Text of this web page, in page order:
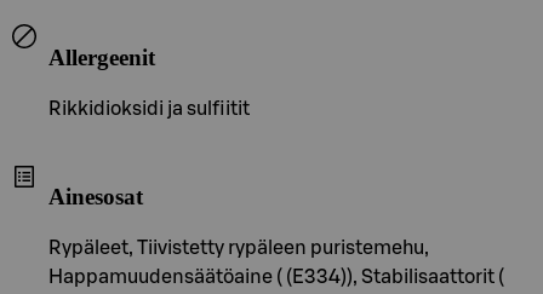
Allergeenit
Rikkidioksidi ja sulfiitit
Ainesosat
Rypäleet, Tiivistetty rypäleen puristemehu,
Happamuudensäätöaine ( (E334)), Stabilisaattorit (